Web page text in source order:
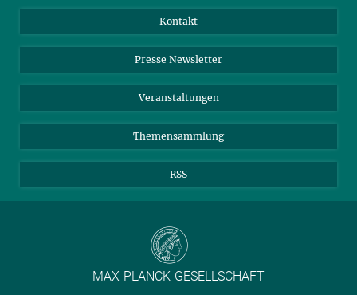
TikTok
Instagram
YouTube
Kontakt
Presse Newsletter
Veranstaltungen
Themensammlung
RSS
MAX-PLANCK-GESELLSCHAFT